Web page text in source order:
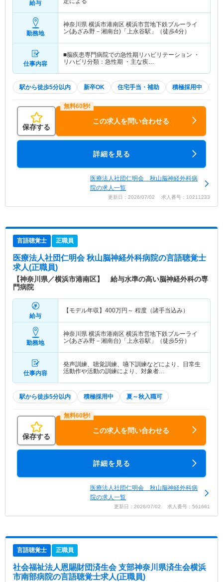
給与
勤務地
神奈川県 横浜市港南区 横浜市営地下鉄ブルーライ
ン(あざみ野－湘南台)「上永谷駅」（徒歩4分）
仕事内容
■脳疾患専門病院での急性期リハビリテーション ・
リハビリ分類：急性期 ・主な疾…
駅から徒歩5分以内 新卒OK 住宅手当・補助 積極採用中
保存する
この求人を問い合わせる
詳細を見る
医療法人社団仁明会 秋山脳神経外科病
院の求人一覧
更新日：2026/07/02 求人番号：10211233
言語聴覚士 正職員
医療法人社団仁明会 秋山脳神経外科病院の言語聴覚士
求人(正職員)
【神奈川県／横浜市港南区】 給与水準の高い脳神経外科の専
門病院
給与
【モデル年収】 400万円～ 程度（諸手当込み）
勤務地
神奈川県 横浜市港南区 横浜市営地下鉄ブルーライ
ン(あざみ野－湘南台)「上永谷駅」（徒歩5分）
仕事内容
発声訓練、聴覚訓練、嚥下訓練などにより、日常生
活動作や活動の訓練により、対象者…
駅から徒歩5分以内 積極採用中 夏～秋入職可
保存する
この求人を問い合わせる
詳細を見る
医療法人社団仁明会 秋山脳神経外科病
院の求人一覧
更新日：2026/07/02 求人番号：561661
言語聴覚士 正職員
社会福祉法人恩賜財団済生会 支部神奈川県済生会横浜
市南部病院の言語聴覚士求人(正職員)